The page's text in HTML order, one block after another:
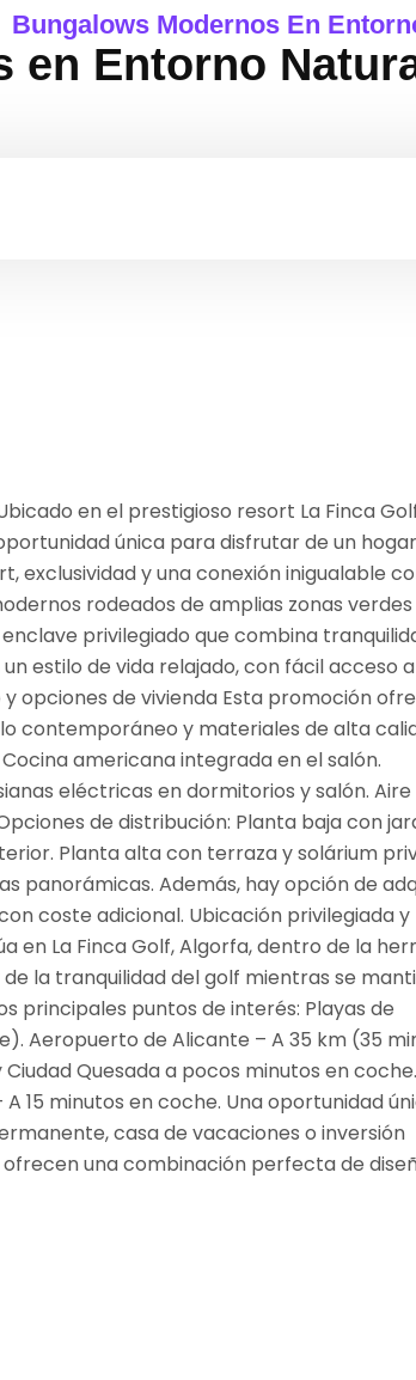
Bungalows Modernos En
en Entorno
en el prestigioso resort La Finca
única para disfrutar de un
exclusividad y una conexión inigualable
rodeados de amplias zonas verdes
privilegiado que combina
estilo de vida relajado, con fácil acceso
opciones de vivienda Esta promoción
contemporáneo y materiales de alta
americana integrada en el salón.
eléctricas en dormitorios y salón. Aire
de distribución: Planta baja con
Planta alta con terraza y solárium
panorámicas. Además, hay opción de
coste adicional. Ubicación privilegiada y
en La Finca Golf, Algorfa, dentro de la
la tranquilidad del golf mientras se
principales puntos de interés: Playas de
Aeropuerto de Alicante – A 35 km (35
Quesada a pocos minutos en coche.
15 minutos en coche. Una oportunidad
casa de vacaciones o inversión
una combinación perfecta de